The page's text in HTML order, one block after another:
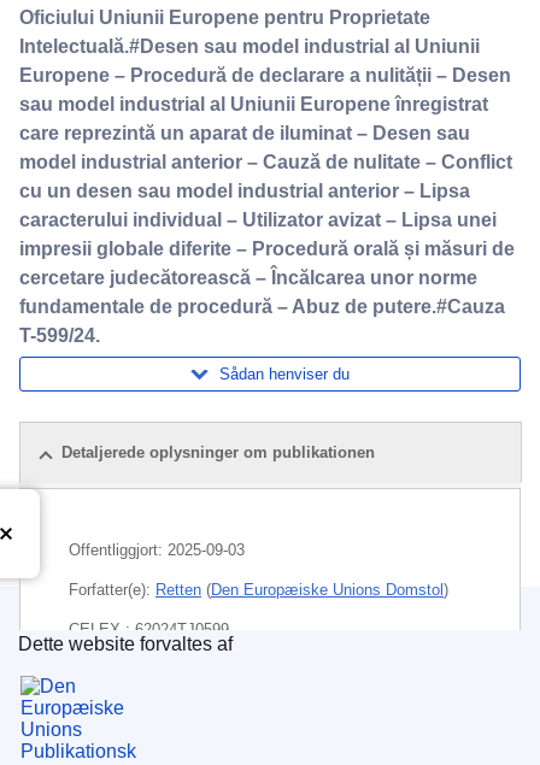
Oficiului Uniunii Europene pentru Proprietate
Intelectuală.#Desen sau model industrial al Uniunii
Europene – Procedură de declarare a nulității – Desen
sau model industrial al Uniunii Europene înregistrat
care reprezintă un aparat de iluminat – Desen sau
model industrial anterior – Cauză de nulitate – Conflict
cu un desen sau model industrial anterior – Lipsa
caracterului individual – Utilizator avizat – Lipsa unei
impresii globale diferite – Procedură orală și măsuri de
cercetare judecătorească – Încălcarea unor norme
fundamentale de procedură – Abuz de putere.#Cauza
T-599/24.
Sådan henviser du
Detaljerede oplysninger om publikationen
Offentliggjort: 2025-09-03
Forfatter(e): Retten (Den Europæiske Unions Domstol )
CELEX : 62024TJ0599
Den Europæiske Unions Publikationskontor
Dette website forvaltes af